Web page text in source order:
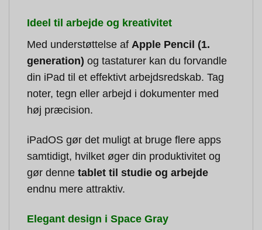
Ideel til arbejde og kreativitet
Med understøttelse af Apple Pencil (1.
generation) og tastaturer kan du forvandle
din iPad til et effektivt arbejdsredskab. Tag
noter, tegn eller arbejd i dokumenter med
høj præcision.
iPadOS gør det muligt at bruge flere apps
samtidigt, hvilket øger din produktivitet og
gør denne tablet til studie og arbejde
endnu mere attraktiv.
Elegant design i Space Gray